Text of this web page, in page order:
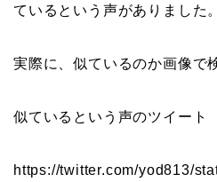
ているという声がありました。
実際に、似ているのか画像で
似ているという声のツイート
https://twitter.com/yod813/